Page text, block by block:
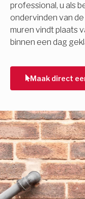
professional, u als
ondervinden van
muren vindt plaats
binnen een dag
Maak direct